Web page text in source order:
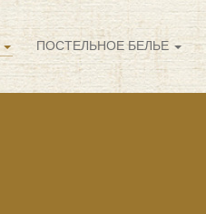
ПОСТЕЛЬНОЕ БЕЛЬЕ